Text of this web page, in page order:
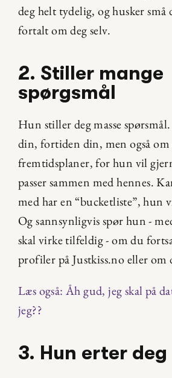
deg helt tydelig, og husker små
fortalt om deg selv.
2. Stiller mange
spørgsmål
Hun stiller deg masse
din, fortiden din, men også
fremtidsplaner, for hun vil
passer sammen med hennes.
med har en “bucketliste”, hun
Og sannsynligvis spør hun -
skal virke tilfeldig - om du
profiler på Justkiss.no eller om
Læs også: Åh gud, jeg skal på
jeg??
3. Hun erter deg